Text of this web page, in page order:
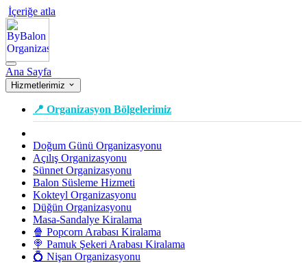
İçeriğe atla
Ana Sayfa
Hizmetlerimiz
📍 Organizasyon Bölgelerimiz
Doğum Günü Organizasyonu
Açılış Organizasyonu
Sünnet Organizasyonu
Balon Süsleme Hizmeti
Kokteyl Organizasyonu
Düğün Organizasyonu
Masa-Sandalye Kiralama
🍿 Popcorn Arabası Kiralama
🍭 Pamuk Şekeri Arabası Kiralama
💍 Nişan Organizasyonu